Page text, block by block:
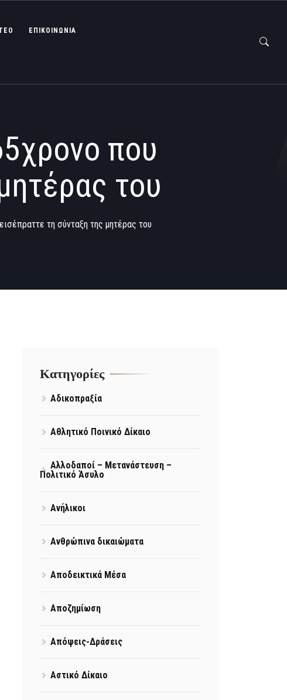
ΕΠΙΚΟΙΝΩΝΙΑ
που
του
τη σύνταξη της μητέρας του
Kατηγορίες
Αδικοπραξία
Αθλητικό Ποινικό Δίκαιο
Αλλοδαποί – Μετανάστευση –
Πολιτικό Άσυλο
Ανήλικοι
Ανθρώπινα δικαιώματα
Αποδεικτικά Μέσα
Αποζημίωση
Απόψεις-Δράσεις
Αστικό Δίκαιο